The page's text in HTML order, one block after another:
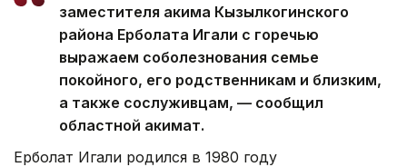
заместителя акима Кызылкогинского
района Ерболата Игали с горечью
выражаем соболезнования семье
покойного, его родственникам и близким,
а также сослуживцам, — сообщил
областной акимат.
Ерболат Игали родился в 1980 году